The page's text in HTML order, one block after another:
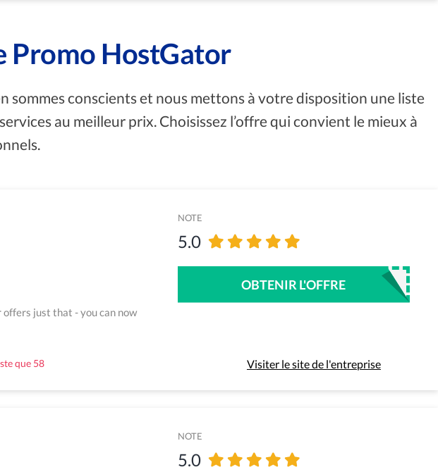
Promo HostGator
conscients et nous mettons à votre disposition une liste
au meilleur prix. Choisissez l’offre qui convient le mieux à
just that - you can now
que 58
NOTE
5.0
OBTENIR L'OFFRE
Visiter le site de l'entreprise
NOTE
5.0